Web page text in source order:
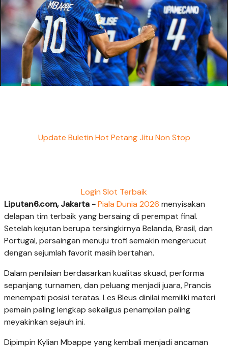
Update Buletin Hot Petang Jitu Non Stop
Login Slot Terbaik
Liputan6.com, Jakarta -Piala Dunia 2026 menyisakan
delapan tim terbaik yang bersaing di perempat final.
Setelah kejutan berupa tersingkirnya Belanda, Brasil, dan
Portugal, persaingan menuju trofi semakin mengerucut
dengan sejumlah favorit masih bertahan.
Dalam penilaian berdasarkan kualitas skuad, performa
sepanjang turnamen, dan peluang menjadi juara, Prancis
menempati posisi teratas. Les Bleus dinilai memiliki materi
pemain paling lengkap sekaligus penampilan paling
meyakinkan sejauh ini.
Dipimpin Kylian Mbappe yang kembali menjadi ancaman